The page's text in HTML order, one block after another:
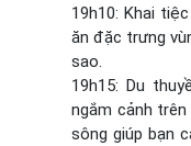
19h10: Khai
ăn đặc trưng
sao.
19h15: Du
ngắm cảnh
sông giúp bạn